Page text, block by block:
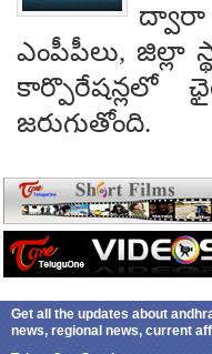
ద్వారా
ఎంపీపీలు, జిల్లా
కార్పొరేషన్లలో
జరుగుతోంది.
Get all the updates about
news, regional news, current